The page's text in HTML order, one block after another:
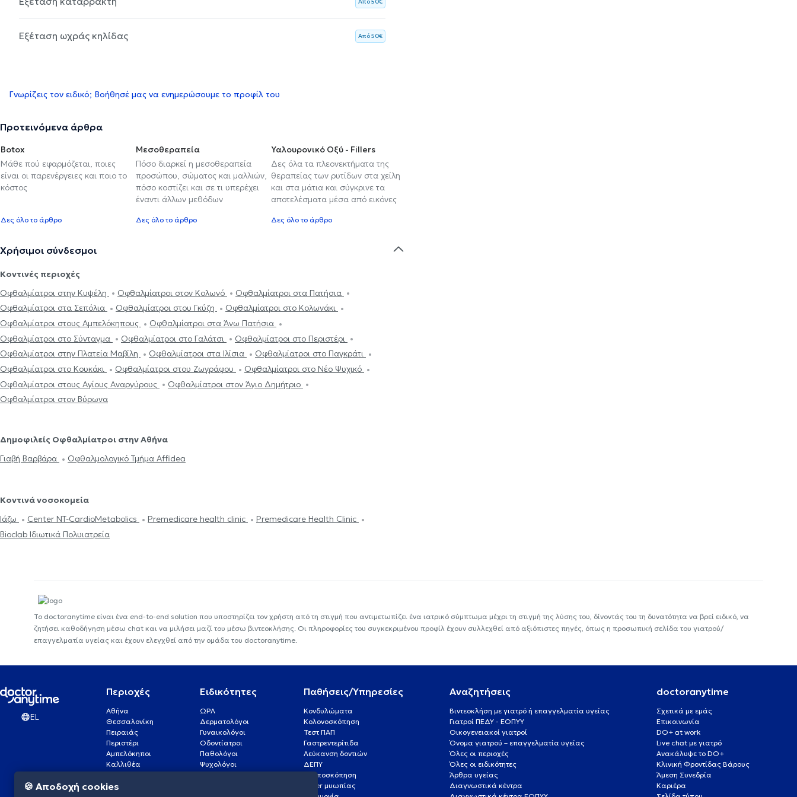
Εξέταση ωχράς κηλίδας Aπό 50€
Γνωρίζεις τον ειδικό; Βοήθησέ μας να ενημερώσουμε το προφίλ του
Προτεινόμενα άρθρα
Botox
Μάθε πού εφαρμόζεται, ποιες
είναι οι παρενέργειες και ποιο το
κόστος
Δες όλο το άρθρο
Μεσοθεραπεία
Πόσο διαρκεί η μεσοθεραπεία
προσώπου, σώματος και μαλλιών,
πόσο κοστίζει και σε τι υπερέχει
έναντι άλλων μεθόδων
Δες όλο το άρθρο
Υαλουρονικό Οξύ - Fillers
Δες όλα τα πλεονεκτήματα της
θεραπείας των ρυτίδων στα χείλη
και στα μάτια και σύγκρινε τα
αποτελέσματα μέσα από εικόνες
Δες όλο το άρθρο
Χρήσιμοι σύνδεσμοι
Κοντινές περιοχές
Οφθαλμίατροι στην Κυψέλη
Οφθαλμίατροι στον Κολωνό
Οφθαλμίατροι στα Πατήσια
Οφθαλμίατροι στα Σεπόλια
Οφθαλμίατροι στου Γκύζη
Οφθαλμίατροι στο Κολωνάκι
Οφθαλμίατροι στους Αμπελόκηπους
Οφθαλμίατροι στα Άνω Πατήσια
Οφθαλμίατροι στο Σύνταγμα
Οφθαλμίατροι στο Γαλάτσι
Οφθαλμίατροι στο Περιστέρι
Οφθαλμίατροι στην Πλατεία Μαβίλη
Οφθαλμίατροι στα Ιλίσια
Οφθαλμίατροι στο Παγκράτι
Οφθαλμίατροι στο Κουκάκι
Οφθαλμίατροι στου Ζωγράφου
Οφθαλμίατροι στο Νέο Ψυχικό
Οφθαλμίατροι στους Αγίους Αναργύρους
Οφθαλμίατροι στον Άγιο Δημήτριο
Οφθαλμίατροι στον Βύρωνα
Δημοφιλείς Οφθαλμίατροι στην Αθήνα
Γιαβή Βαρβάρα
Οφθαλμολογικό Τμήμα Affidea
Κοντινά νοσοκομεία
Ιάζω
Center NT-CardioMetabolics Premedicare health clinic
Premedicare Health Clinic
Bioclab Ιδιωτικά Πολυιατρεία
Το doctoranytime είναι ένα end-to-end solution που υποστηρίζει τον χρήστη από τη στιγμή που αντιμετωπίζει ένα ιατρικό σύμπτωμα μέχρι τη στιγμή της λύσης του, δίνοντάς του τη δυνατότητα να βρεί ειδικό, να
ζητήσει καθοδήγηση μέσω chat και να μιλήσει μαζί του μέσω βιντεοκλήσης. Οι πληροφορίες του συγκεκριμένου προφίλ έχουν συλλεχθεί από αξιόπιστες πηγές, όπως η προσωπική σελίδα του γιατρού/
επαγγελματία υγείας και έχουν ελεγχθεί από την ομάδα του doctoranytime.
EL
Περιοχές
Αθήνα
Θεσσαλονίκη
Πειραιάς
Περιστέρι
Αμπελόκηποι
Καλλιθέα
Πάτρα
Γλυφάδα
Ειδικότητες
ΩΡΛ
Δερματολόγοι
Γυναικολόγοι
Οδοντίατροι
Παθολόγοι
Ψυχολόγοι
Οφθαλμίατροι
Παθήσεις/Υπηρεσίες
Κονδυλώματα
Κολονοσκόπηση
Τεστ ΠΑΠ
Γαστρεντερίτιδα
Λεύκανση δοντιών
ΔΕΠΥ
Κολποσκόπηση
Laser μυωπίας
Αναζητήσεις
Βιντεοκλήση με γιατρό ή επαγγελματία υγείας
Γιατροί ΠΕΔΥ - ΕΟΠΥΥ
Οικογενειακοί γιατροί
Όνομα γιατρού – επαγγελματία υγείας
Όλες οι περιοχές
Όλες οι ειδικότητες
Άρθρα υγείας
Διαγνωστικά κέντρα
doctoranytime
Σχετικά με εμάς
Επικοινωνία
DO+ at work
Live chat με γιατρό
Ανακάλυψε το DO+
Κλινική Φροντίδας Βάρους
Άμεση Συνεδρία
Καριέρα
🍪 Αποδοχή cookies